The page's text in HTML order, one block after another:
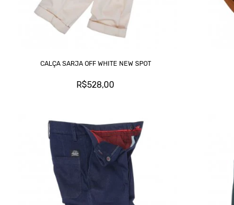
CALÇA SARJA OFF WHITE NEW SPOT
R$528,00